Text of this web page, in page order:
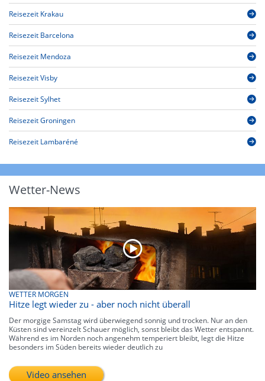
Reisezeit Krakau
Reisezeit Barcelona
Reisezeit Mendoza
Reisezeit Visby
Reisezeit Sylhet
Reisezeit Groningen
Reisezeit Lambaréné
Wetter-News
WETTER MORGEN
Hitze legt wieder zu - aber noch nicht überall
Der morgige Samstag wird überwiegend sonnig und trocken. Nur an den
Küsten sind vereinzelt Schauer möglich, sonst bleibt das Wetter entspannt.
Während es im Norden noch angenehm temperiert bleibt, legt die Hitze
besonders im Süden bereits wieder deutlich zu
Video ansehen